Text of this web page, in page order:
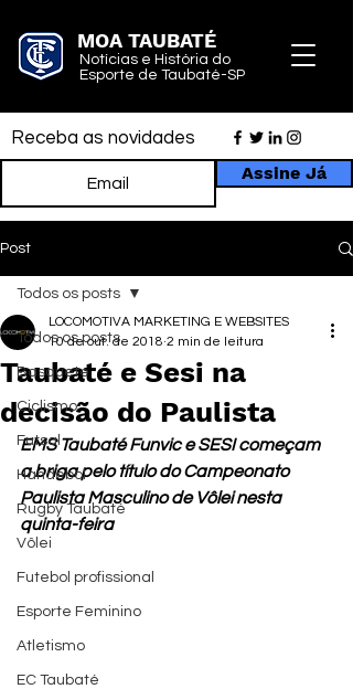
MOA TAUBATÉ
Notícias e História do
Esporte de Taubaté-SP
Receba as novidades
Assine Já
Post
Todos os posts
Basquete
Ciclismo
Futsal
Handebol
Rugby Taubaté
Vôlei
Futebol profissional
Esporte Feminino
Atletismo
EC Taubaté
Todos os posts
Taubaté e Sesi na
decisão do Paulista
LOCOMOTIVA MARKETING E WEBSITES
10 de out. de 2018 2 min de leitura
EMS Taubaté Funvic e SESI começam
a briga pelo título do Campeonato
Paulista Masculino de Vôlei nesta
quinta-feira